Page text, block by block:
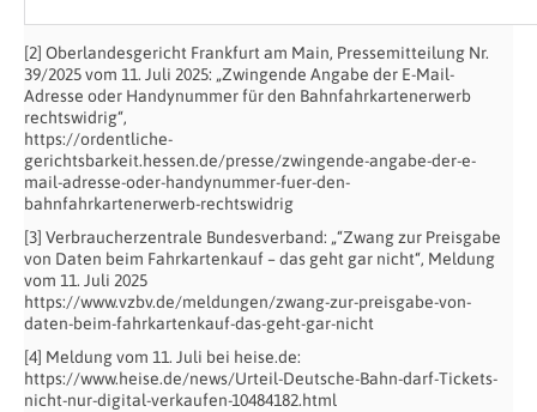
[2] Oberlandesgericht Frankfurt am Main, Pressemitteilung Nr.
39/2025 vom 11. Juli 2025: „Zwingende Angabe der E-Mail-
Adresse oder Handynummer für den Bahnfahrkartenerwerb
rechtswidrig“,
https://ordentliche-
gerichtsbarkeit.hessen.de/presse/zwingende-angabe-der-e-
mail-adresse-oder-handynummer-fuer-den-
bahnfahrkartenerwerb-rechtswidrig
[3] Verbraucherzentrale Bundesverband: „“Zwang zur Preisgabe
von Daten beim Fahrkartenkauf – das geht gar nicht“, Meldung
vom 11. Juli 2025
https://www.vzbv.de/meldungen/zwang-zur-preisgabe-von-
daten-beim-fahrkartenkauf-das-geht-gar-nicht
[4] Meldung vom 11. Juli bei heise.de:
https://www.heise.de/news/Urteil-Deutsche-Bahn-darf-Tickets-
nicht-nur-digital-verkaufen-10484182.html